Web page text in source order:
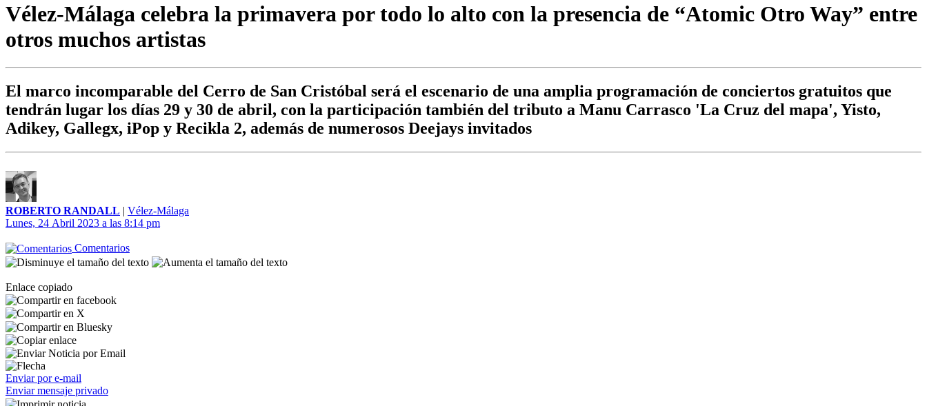
Vélez-Málaga celebra la primavera por todo lo alto con la presencia de “Atomic Otro Way” entre
otros muchos artistas
El marco incomparable del Cerro de San Cristóbal será el escenario de una amplia programación de conciertos gratuitos que
tendrán lugar los días 29 y 30 de abril, con la participación también del tributo a Manu Carrasco 'La Cruz del mapa', Yisto,
Adikey, Gallegx, iPop y Recikla 2, además de numerosos Deejays invitados
ROBERTO RANDALL | Vélez-Málaga
Lunes, 24 Abril 2023 a las 8:14 pm
Comentarios
Enlace copiado
Enviar por e-mail
Enviar mensaje privado